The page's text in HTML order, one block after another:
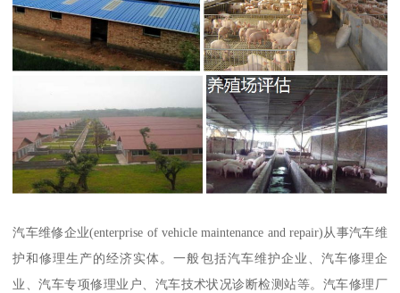
汽车维修企业(enterprise of vehicle maintenance and repair)从事汽车维
护和修理生产的经济实体。一般包括汽车维护企业、汽车修理企
业、汽车专项修理业户、汽车技术状况诊断检测站等。汽车修理厂